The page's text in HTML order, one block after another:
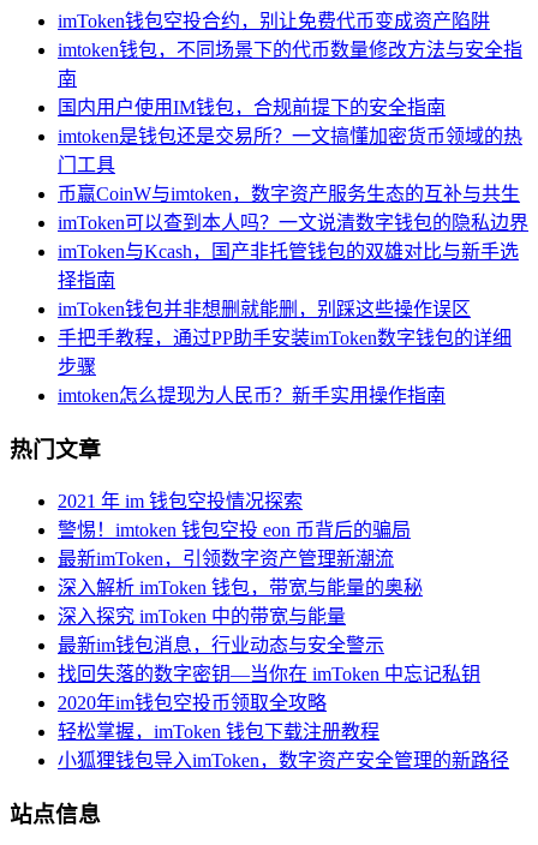
imToken钱包空投合约，别让免费代币变成资产陷阱
imtoken钱包，不同场景下的代币数量修改方法与安全指
南
国内用户使用IM钱包，合规前提下的安全指南
imtoken是钱包还是交易所？一文搞懂加密货币领域的热
门工具
币赢CoinW与imtoken，数字资产服务生态的互补与共生
imToken可以查到本人吗？一文说清数字钱包的隐私边界
imToken与Kcash，国产非托管钱包的双雄对比与新手选
择指南
imToken钱包并非想删就能删，别踩这些操作误区
手把手教程，通过PP助手安装imToken数字钱包的详细
步骤
imtoken怎么提现为人民币？新手实用操作指南
热门文章
2021 年 im 钱包空投情况探索
警惕！imtoken 钱包空投 eon 币背后的骗局
最新imToken，引领数字资产管理新潮流
深入解析 imToken 钱包，带宽与能量的奥秘
深入探究 imToken 中的带宽与能量
最新im钱包消息，行业动态与安全警示
找回失落的数字密钥—当你在 imToken 中忘记私钥
2020年im钱包空投币领取全攻略
轻松掌握，imToken 钱包下载注册教程
小狐狸钱包导入imToken，数字资产安全管理的新路径
站点信息